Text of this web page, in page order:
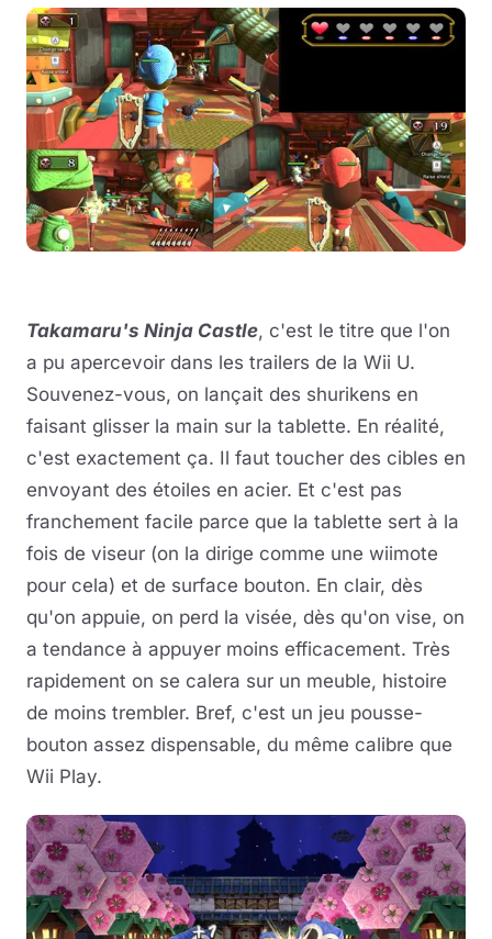
Takamaru's Ninja Castle, c'est le titre que l'on
a pu apercevoir dans les trailers de la Wii U.
Souvenez-vous, on lançait des shurikens en
faisant glisser la main sur la tablette. En réalité,
c'est exactement ça. Il faut toucher des cibles en
envoyant des étoiles en acier. Et c'est pas
franchement facile parce que la tablette sert à la
fois de viseur (on la dirige comme une wiimote
pour cela) et de surface bouton. En clair, dès
qu'on appuie, on perd la visée, dès qu'on vise, on
a tendance à appuyer moins efficacement. Très
rapidement on se calera sur un meuble, histoire
de moins trembler. Bref, c'est un jeu pousse-
bouton assez dispensable, du même calibre que
Wii Play.